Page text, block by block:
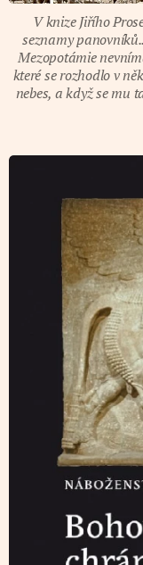
V knize Jiřího
seznamy
Mezopotámie
které se rozhodlo v
nebes, a když se mu